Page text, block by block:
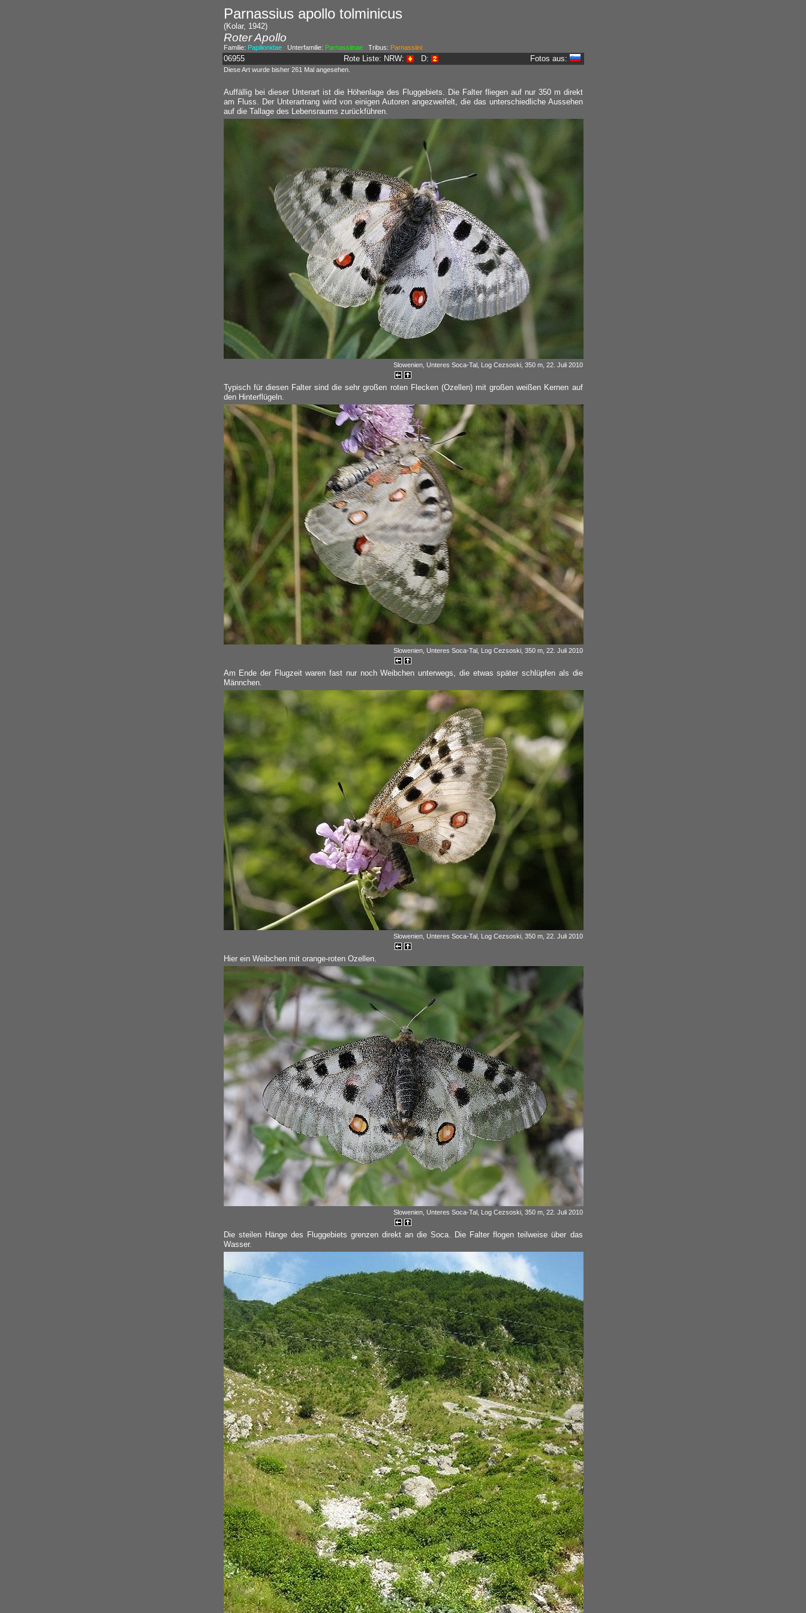
Parnassius apollo tolminicus
(Kolar, 1942)
Roter Apollo
Familie: PapilionidaeUnterfamilie: ParnassiinaeTribus: Parnassiini
06955 Rote Liste: NRW: D: Fotos aus:
Diese Art wurde bisher 261 Mal angesehen.
Auffällig bei dieser Unterart ist die Höhenlage des Fluggebiets. Die Falter fliegen auf nur 350 m direkt
am Fluss. Der Unterartrang wird von einigen Autoren angezweifelt, die das unterschiedliche Aussehen
auf die Tallage des Lebensraums zurückführen.
Slowenien, Unteres Soca-Tal, Log Cezsoski, 350 m, 22. Juli 2010
Typisch für diesen Falter sind die sehr großen roten Flecken (Ozellen) mit großen weißen Kernen auf
den Hinterflügeln.
Slowenien, Unteres Soca-Tal, Log Cezsoski, 350 m, 22. Juli 2010
Am Ende der Flugzeit waren fast nur noch Weibchen unterwegs, die etwas später schlüpfen als die
Männchen.
Slowenien, Unteres Soca-Tal, Log Cezsoski, 350 m, 22. Juli 2010
Hier ein Weibchen mit orange-roten Ozellen.
Slowenien, Unteres Soca-Tal, Log Cezsoski, 350 m, 22. Juli 2010
Die steilen Hänge des Fluggebiets grenzen direkt an die Soca. Die Falter flogen teilweise über das
Wasser.